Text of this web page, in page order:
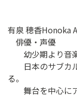
有泉 穂香Honoka
俳優・声優
幼少期より音楽
日本のサブカル
る。
舞台を中心にア